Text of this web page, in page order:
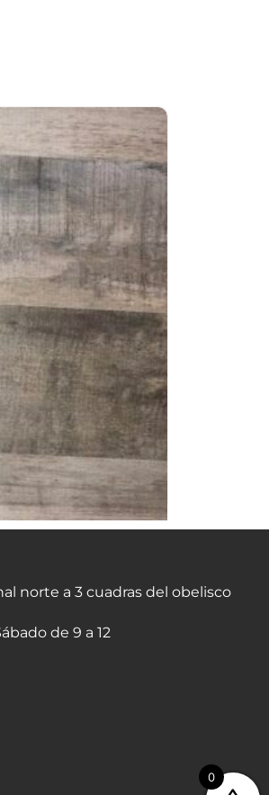
norte a 3 cuadras del obelisco
de 9 a 12
0